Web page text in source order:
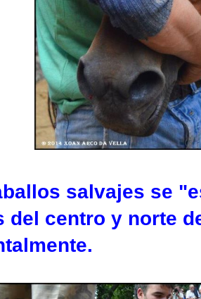
salvajes se
del centro y norte